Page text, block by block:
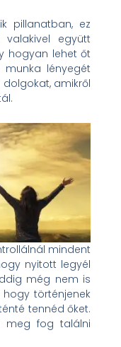
pillanatban, ez
együtt
hogyan lehet őt
lényegét
amikről
mindent
nyitott legyél
még nem is
történjenek
tennéd őket.
meg fog találni